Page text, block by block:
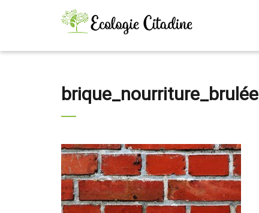
brique_nourriture_brulée